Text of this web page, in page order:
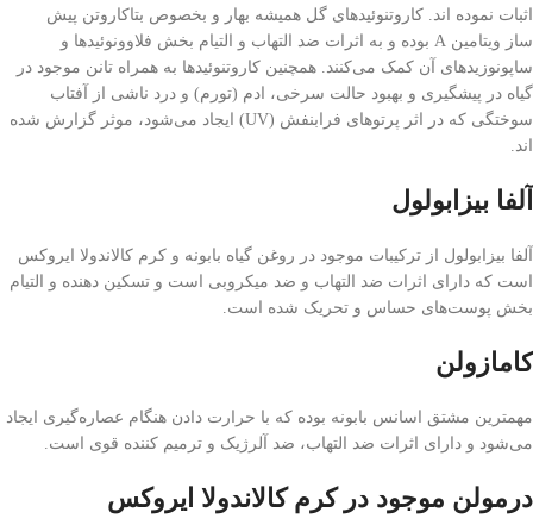
اثبات نموده اند. کاروتنوئیدهای گل همیشه بهار و بخصوص بتاکاروتن پیش
ساز ویتامین A بوده و به اثرات ضد التهاب و التیام بخش فلاوونوئیدها و
ساپونوزیدهای آن کمک‌ می‌کنند. همچنین کاروتنوئیدها به همراه تانن موجود در
گیاه در پیشگیری و بهبود حالت سرخی، ادم (تورم) و درد ناشی از آفتاب
سوختگی که در اثر پرتوهای فرابنفش (UV) ایجاد‌ می‌شود، موثر گزارش شده
اند.
آلفا بیزابولول
آلفا بیزابولول از ترکیبات موجود در روغن گیاه بابونه و کرم کالاندولا ایروکس
است که دارای اثرات ضد التهاب و ضد میکروبی است و تسکین دهنده و التیام
بخش پوست‌های حساس و تحریک شده است.
کامازولن
مهمترین مشتق اسانس بابونه بوده که با حرارت دادن هنگام عصاره‌گیری ایجاد‌
می‌شود و دارای اثرات ضد التهاب، ضد آلرژیک و ترمیم کننده قوی است.
درمولن موجود در کرم کالاندولا ایروکس